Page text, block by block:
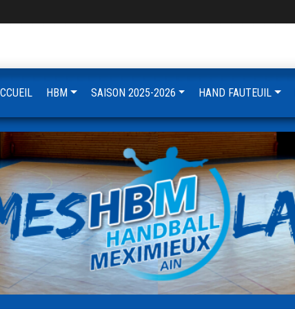
HBM SAISON 2025-2026 HAND FAUTEUIL